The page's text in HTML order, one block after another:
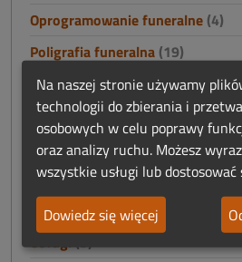
Oprogramowanie funeralne (4)
Poligrafia funeralna (19)
Praca(59)
Prosektoria - wyposażenie(30)
Reklama(12)
Szkolenia(7)
Trumny / Urny(60)
Usługi(3)
Na naszej stronie używamy
technologii do zbierania i
osobowych w celu poprawy
oraz analizy ruchu. Możesz
wszystkie usługi lub
Dowiedz się więcej